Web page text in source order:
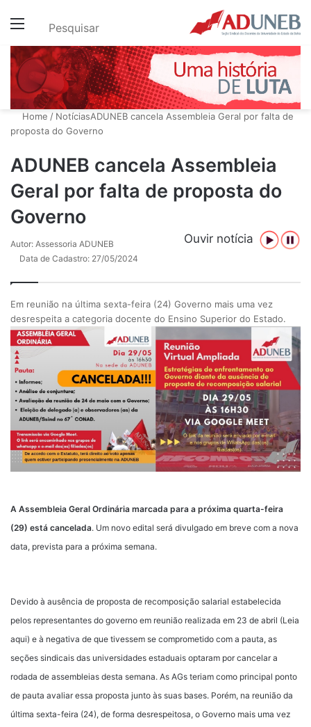
Menu Pesquisar
Home / NotíciasADUNEB cancela Assembleia Geral por falta de
proposta do Governo
ADUNEB cancela Assembleia
Geral por falta de proposta do
Governo
Ouvir notícia
Autor: Assessoria ADUNEB
Data de Cadastro: 27/05/2024
Em reunião na última sexta-feira (24) Governo mais uma vez
desrespeita a categoria docente do Ensino Superior do Estado.
A Assembleia Geral Ordinária marcada para a próxima quarta-feira
(29) está cancelada. Um novo edital será divulgado em breve com a nova
data, prevista para a próxima semana.
Devido à ausência de proposta de recomposição salarial estabelecida
pelos representantes do governo em reunião realizada em 23 de abril (Leia
aqui) e à negativa de que tivessem se comprometido com a pauta, as
seções sindicais das universidades estaduais optaram por cancelar a
rodada de assembleias desta semana. As AGs teriam como principal ponto
de pauta avaliar essa proposta junto às suas bases. Porém, na reunião da
última sexta-feira (24), de forma desrespeitosa, o Governo mais uma vez